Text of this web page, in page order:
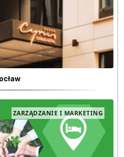
ZARZĄDZANIE I MARKETING